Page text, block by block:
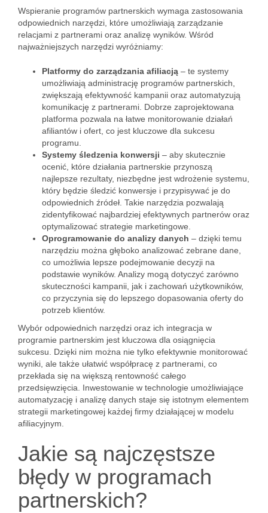
Wspieranie programów partnerskich wymaga zastosowania
odpowiednich narzędzi, które umożliwiają zarządzanie
relacjami z partnerami oraz analizę wyników. Wśród
najważniejszych narzędzi wyróżniamy:
Platformy do zarządzania afiliacją – te systemy
umożliwiają administrację programów partnerskich,
zwiększają efektywność kampanii oraz automatyzują
komunikację z partnerami. Dobrze zaprojektowana
platforma pozwala na łatwe monitorowanie działań
afiliantów i ofert, co jest kluczowe dla sukcesu
programu.
Systemy śledzenia konwersji – aby skutecznie
ocenić, które działania partnerskie przynoszą
najlepsze rezultaty, niezbędne jest wdrożenie systemu,
który będzie śledzić konwersje i przypisywać je do
odpowiednich źródeł. Takie narzędzia pozwalają
zidentyfikować najbardziej efektywnych partnerów oraz
optymalizować strategie marketingowe.
Oprogramowanie do analizy danych – dzięki temu
narzędziu można głęboko analizować zebrane dane,
co umożliwia lepsze podejmowanie decyzji na
podstawie wyników. Analizy mogą dotyczyć zarówno
skuteczności kampanii, jak i zachowań użytkowników,
co przyczynia się do lepszego dopasowania oferty do
potrzeb klientów.
Wybór odpowiednich narzędzi oraz ich integracja w
programie partnerskim jest kluczowa dla osiągnięcia
sukcesu. Dzięki nim można nie tylko efektywnie monitorować
wyniki, ale także ułatwić współpracę z partnerami, co
przekłada się na większą rentowność całego
przedsięwzięcia. Inwestowanie w technologie umożliwiające
automatyzację i analizę danych staje się istotnym elementem
strategii marketingowej każdej firmy działającej w modelu
afiliacyjnym.
Jakie są najczęstsze
błędy w programach
partnerskich?